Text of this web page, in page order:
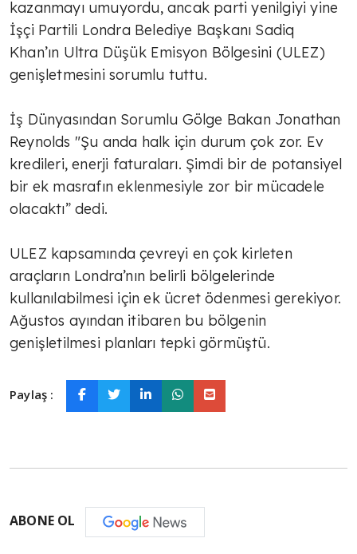
kazanmayı umuyordu, ancak parti yenilgiyi yine
İşçi Partili Londra Belediye Başkanı Sadiq
Khan’ın Ultra Düşük Emisyon Bölgesini (ULEZ)
genişletmesini sorumlu tuttu.
İş Dünyasından Sorumlu Gölge Bakan Jonathan
Reynolds "Şu anda halk için durum çok zor. Ev
kredileri, enerji faturaları. Şimdi bir de potansiyel
bir ek masrafın eklenmesiyle zor bir mücadele
olacaktı” dedi.
ULEZ kapsamında çevreyi en çok kirleten
araçların Londra’nın belirli bölgelerinde
kullanılabilmesi için ek ücret ödenmesi gerekiyor.
Ağustos ayından itibaren bu bölgenin
genişletilmesi planları tepki görmüştü.
Paylaş :
ABONE OL